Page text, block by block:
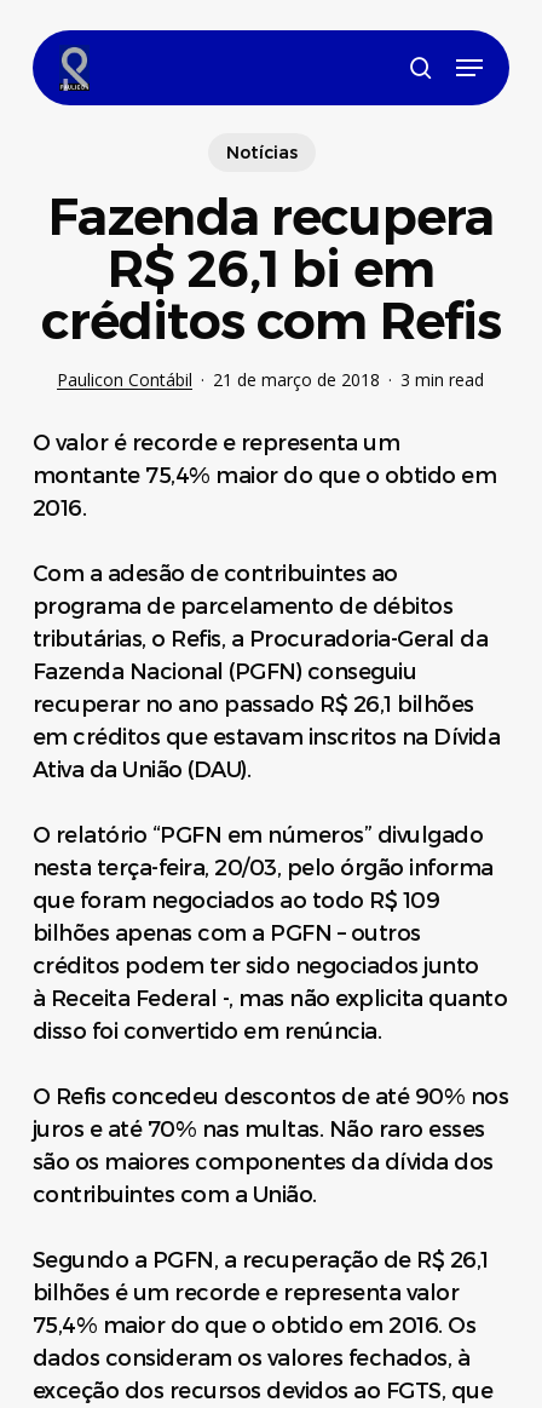
main
content
search
Menu
Notícias
Fazenda recupera
R$ 26,1 bi em
créditos com Refis
Paulicon Contábil 21 de março de 2018 3 min read
O valor é recorde e representa um
montante 75,4% maior do que o obtido em
2016.
Com a adesão de contribuintes ao
programa de parcelamento de débitos
tributárias, o Refis, a Procuradoria-Geral da
Fazenda Nacional (PGFN) conseguiu
recuperar no ano passado R$ 26,1 bilhões
em créditos que estavam inscritos na Dívida
Ativa da União (DAU).
O relatório “PGFN em números” divulgado
nesta terça-feira, 20/03, pelo órgão informa
que foram negociados ao todo R$ 109
bilhões apenas com a PGFN – outros
créditos podem ter sido negociados junto
à Receita Federal -, mas não explicita quanto
disso foi convertido em renúncia.
O Refis concedeu descontos de até 90% nos
juros e até 70% nas multas. Não raro esses
são os maiores componentes da dívida dos
contribuintes com a União.
Segundo a PGFN, a recuperação de R$ 26,1
bilhões é um recorde e representa valor
75,4% maior do que o obtido em 2016. Os
dados consideram os valores fechados, à
exceção dos recursos devidos ao FGTS, que